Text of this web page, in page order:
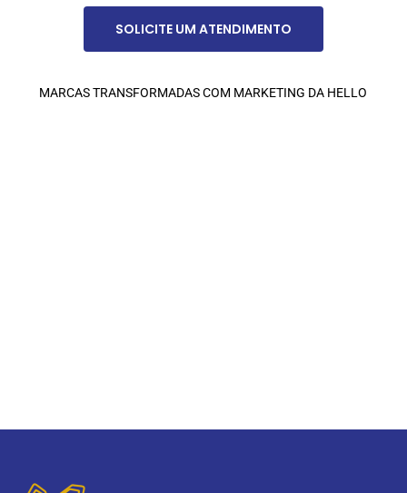
SOLICITE UM ATENDIMENTO
MARCAS TRANSFORMADAS COM MARKETING DA HELLO